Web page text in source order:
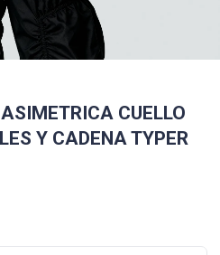
CUELLO
Y CADENA TYPER